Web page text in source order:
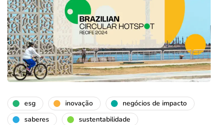
esg inovação
negócios de impacto
saberes
sustentabilidade